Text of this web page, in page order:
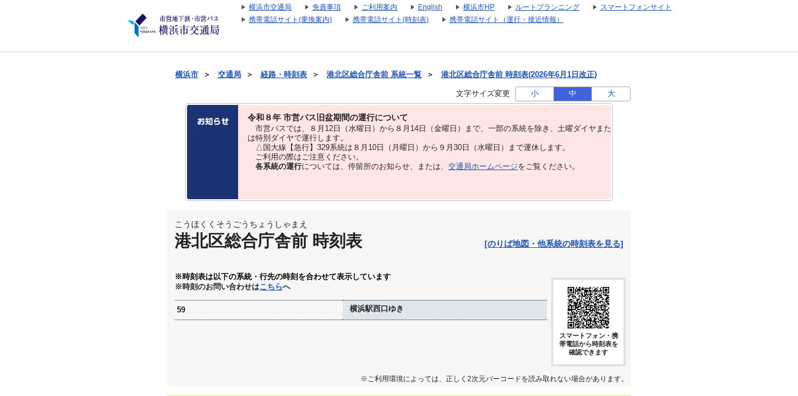
横浜市交通局 免責事項 ご利用案内 English 横浜市HP ルートプランニング
スマートフォンサイト
携帯電話サイト(乗換案内)
携帯電話サイト(時刻表) 携帯電話サイト（運行・接近情報）
横浜市 ＞ 交通局 ＞ 経路・時刻表 ＞ 港北区総合庁舎前 系統一覧 ＞ 港北区総合庁舎前 時刻表(2026年6月1日改正)
文字サイズ変更 小 中 大
令和８年 市営バス旧盆期間の運行について
市営バスでは、８⽉12⽇（水曜日）から８⽉14⽇（金曜日）まで、⼀部の系統を除き、⼟曜ダイヤまた
は特別ダイヤで運⾏します。
△国大線【急行】329系統は８月10日（月曜日）から９月30日（水曜日）まで運休します。
ご利用の際はご注意ください。
各系統の運行については、停留所のお知らせ、または、 交通局ホームページをご覧ください。
こうほくくそうごうちょうしゃまえ
港北区総合庁舎前 時刻表 [のりば地図・他系統の時刻表を見る]
※時刻表は以下の系統・行先の時刻を合わせて表示しています
※時刻のお問い合わせはこちらへ
59 横浜駅西口ゆき
スマートフォン・携
帯電話から時刻表を
確認できます
※ご利用環境によっては、正しく2次元バーコードを読み取れない場合があります。